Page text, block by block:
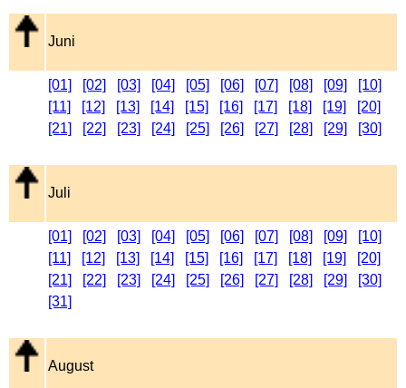
Juni
[01] [02] [03] [04] [05] [06] [07] [08] [09]
[10]
[11]
[12] [13] [14] [15] [16] [17] [18] [19]
[20]
[21]
[22] [23] [24] [25] [26] [27] [28] [29] [30]
Juli
[01] [02] [03] [04] [05] [06] [07] [08] [09]
[10]
[11]
[12] [13] [14] [15] [16] [17] [18] [19]
[20]
[21]
[22] [23] [24] [25] [26] [27] [28] [29]
[30]
[31]
August